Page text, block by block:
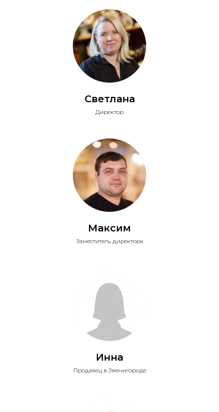
Светлана
Директор
Максим
Заместитель директора
Инна
Продавец в Звенигороде